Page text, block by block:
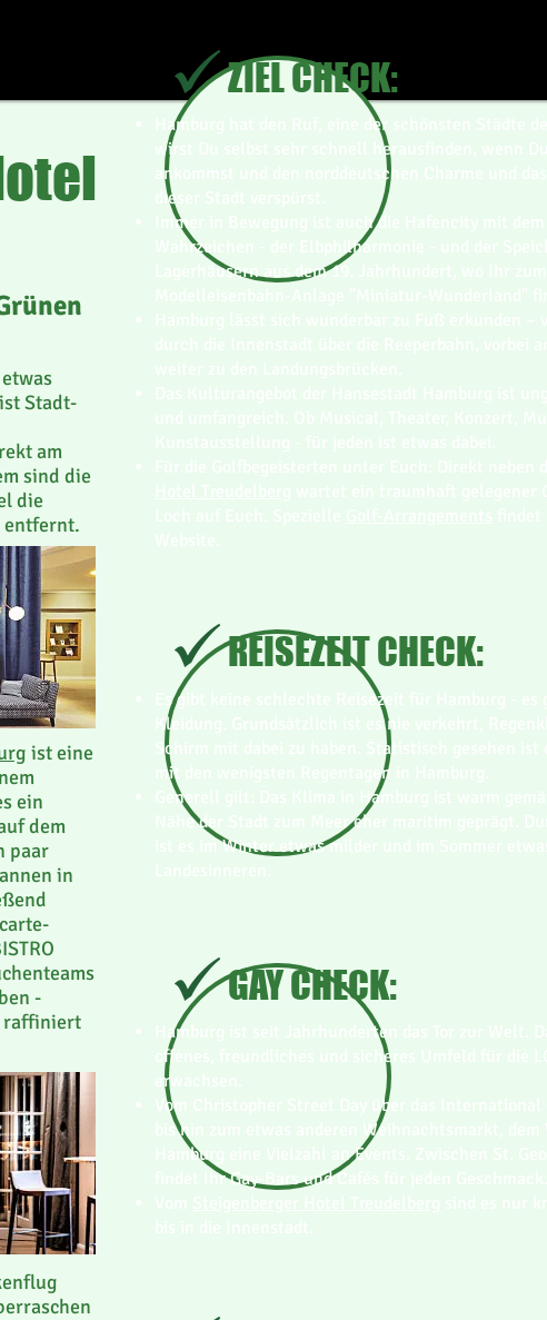
ZIEL CHECK:
Hamburg hat den Ruf, eine der schönsten Städte
wirst Du selbst sehr schnell herausfinden, wenn Du
ankommst und den norddeutschen Charme und das
dieser Stadt verspürst.
Immer in Bewegung ist auch die Hafencity mit dem
Wahrzeichen - der Elbphilharmonie - und der
Lagerhäusern aus dem 19. Jahrhundert, wo Ihr zum
ist eine
ein
dem
paar
in
-
raffiniert
REISEZEIT CHECK:
Es gibt keine schlechte Reisezeit für Hamburg - es
Kleidung. Grundsätzlich ist es nie verkehrt,
Schirm mit dabei zu haben. Statistisch gesehen ist
mit den wenigsten Regentagen in Hamburg.
Generell gilt: Das Klima in Hamburg ist warm
Nähe der Stadt zum Meer eher maritim geprägt.
ist es im Winter etwas milder und im Sommer
GAY CHECK:
Hamburg ist seit Jahrhunderten das Tor zur Welt.
offenes, freundliches und sicheres Umfeld für die
erwachsen.
Vom Christopher Street Day über das International
bis hin zum etwas anderen Weihnachtsmarkt, dem
Hamburg eine Vielzahl an Events. Zwischen St.
findet Ihr Gay-Bars und Cafés für jeden Geschmack.
Stadt-
am
sind die
die
entfernt.